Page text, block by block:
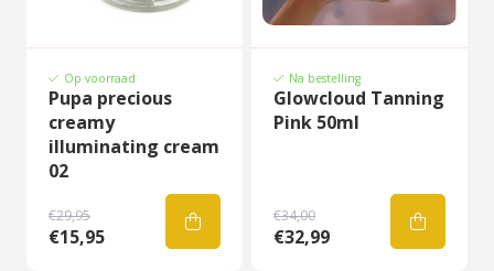
Op voorraad
Pupa precious
creamy
illuminating cream
02
€29,95
€15,95
Na bestelling
Glowcloud Tanning
Pink 50ml
€34,00
€32,99